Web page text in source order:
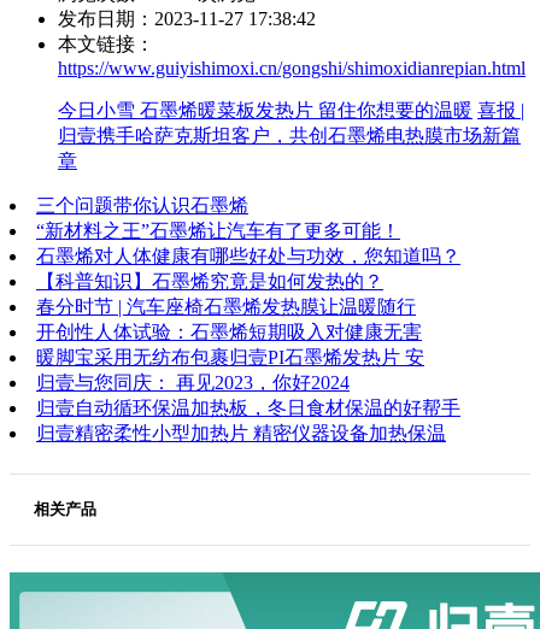
发布日期：2023-11-27 17:38:42
本文链接：
https://www.guiyishimoxi.cn/gongshi/shimoxidianrepian.html
今日小雪 石墨烯暖菜板发热片 留住你想要的温暖 喜报 |
归壹携手哈萨克斯坦客户，共创石墨烯电热膜市场新篇
章
三个问题带你认识石墨烯
“新材料之王”石墨烯让汽车有了更多可能！
石墨烯对人体健康有哪些好处与功效，您知道吗？
【科普知识】石墨烯究竟是如何发热的？
春分时节 | 汽车座椅石墨烯发热膜让温暖随行
开创性人体试验：石墨烯短期吸入对健康无害
暖脚宝采用无纺布包裹归壹PI石墨烯发热片 安
归壹与您同庆： 再见2023，你好2024
归壹自动循环保温加热板，冬日食材保温的好帮手
归壹精密柔性小型加热片 精密仪器设备加热保温
相关产品